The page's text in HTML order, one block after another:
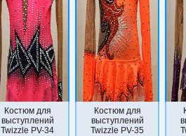
Костюм для
выступлений
Twizzle PV-34
Костюм для
выступлений
Twizzle PV-35